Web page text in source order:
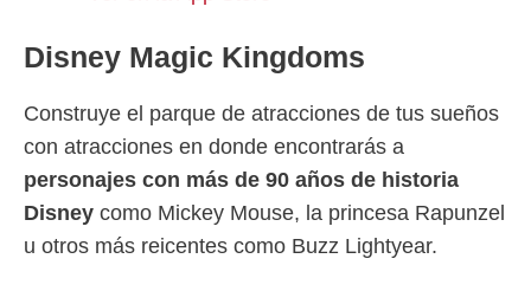
Disney Magic Kingdoms
Construye el parque de atracciones de tus sueños
con atracciones en donde encontrarás a
personajes con más de 90 años de historia
Disney como Mickey Mouse, la princesa Rapunzel
u otros más reicentes como Buzz Lightyear.